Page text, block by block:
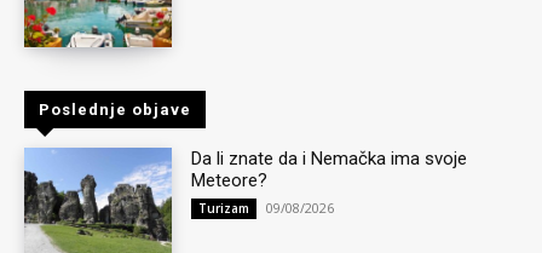
Poslednje objave
Da li znate da i Nemačka ima svoje
Meteore?
Turizam 09/08/2026